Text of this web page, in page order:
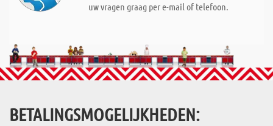
uw vragen graag per e-mail of telefoon.
BETALINGSMOGELIJKHEDEN: